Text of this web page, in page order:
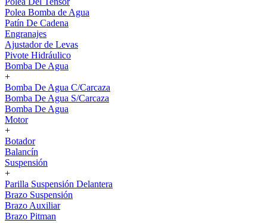
Polea Bomba de Agua
Patín De Cadena
Engranajes
Ajustador de Levas
Pivote Hidráulico
Bomba De Agua
+
Bomba De Agua C/Carcaza
Bomba De Agua S/Carcaza
Bomba De Agua
Motor
+
Botador
Balancín
Suspensión
+
Parilla Suspensión Delantera
Brazo Suspensión
Brazo Auxiliar
Brazo Pitman